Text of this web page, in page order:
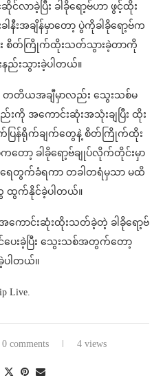
လာခဲ့ပြီး ခါခိုရော့ဗ်ဟာ ဖွင့်ထိုး
နီးအချိန်မှာတော့ ပွဲကိုခါခိုရော့ဗ်က
ြီး စိတ်ကြိုက်ထိုးသတ်သွားခဲ့တာကို
ည်းသွားခဲ့ပါတယ်။
ာ တတိယအချီမှာလည်း သွေးသစ်မ
ကို အကောင်းဆုံးအသုံးချပြီး ထိုး
ပြန်ရိုက်ချက်တွေနဲ့ စိတ်ကြိုက်ထိုး
ော့ ခါခိုရော့ဗ်ချုပ်လိုက်တိုင်းမှာ
ေတွက်ခံရကာ တခါတရံမှသာ မထိ
ထွက်နိုင်ခဲ့ပါတယ်။
ကောင်းဆုံးထိုးသတ်ခဲ့တဲ့ ခါခိုရော့ဗ်
ေးခဲ့ပြီး သွေးသစ်အတွက်တော့
ပါတယ်။
Live.
0 comments 4 views